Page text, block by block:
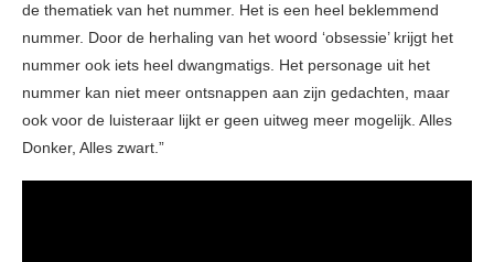
de thematiek van het nummer. Het is een heel beklemmend
nummer. Door de herhaling van het woord ‘obsessie’ krijgt het
nummer ook iets heel dwangmatigs. Het personage uit het
nummer kan niet meer ontsnappen aan zijn gedachten, maar
ook voor de luisteraar lijkt er geen uitweg meer mogelijk. Alles
Donker, Alles zwart.”